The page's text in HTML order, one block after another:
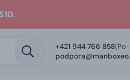
.
+421 944 766 858